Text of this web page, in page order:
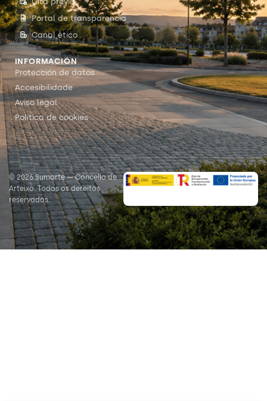
Portal de transparencia
Canal ético
INFORMACIÓN
Protección de datos
Accesibilidade
Aviso legal
Política de cookies
© 2026 Sumarte — Concello de
Arteixo. Todos os dereitos
reservados.